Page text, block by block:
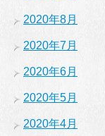
2020年8月
2020年7月
2020年6月
2020年5月
2020年4月